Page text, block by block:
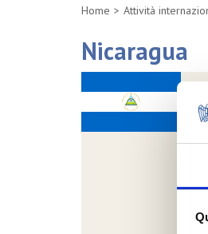
Home Attività
Nicaragua